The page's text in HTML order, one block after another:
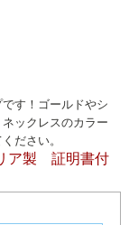
す！ゴールドやシ
ックレスのカラー
ださい。
ア製 証明書付